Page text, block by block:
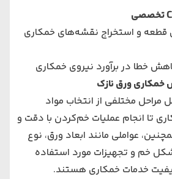
قطعه و استخراج نقشه‌های خمکاری
خطا در برآورد نیروی خمکاری
ورق نازک
مراحل مختلفی از انتخاب مواد
تا انجام عملیات خم‌کردن با دقت و
عواملی مانند ابعاد ورق، نوع
خم و تجهیزات مورد استفاده
خدمات خمکاری هستند.